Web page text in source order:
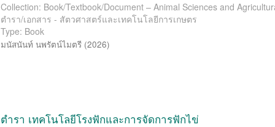
Collection: Book/Textbook/Document – Animal Sciences and
ตำรา/เอกสาร - สัตวศาสตร์และเทคโนโลยีการเกษตร
Type: Book
มนัสนันท์ นพรัตน์ไมตรี (2026)
ตำรา เทคโนโลยีโรงฟักและการจัดการฟักไข่